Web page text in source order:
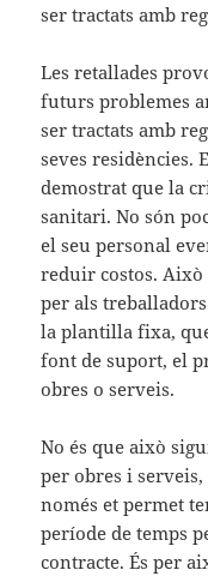
ser tractats amb
Les retallades
futurs problemes
ser tractats amb
seves residències.
demostrat que la
sanitari. No són
el seu personal
reduir costos.
per als
la plantilla fixa,
font de suport, el
obres o serveis.
No és que això
per obres i
només et permet
període de temps
contracte. És per